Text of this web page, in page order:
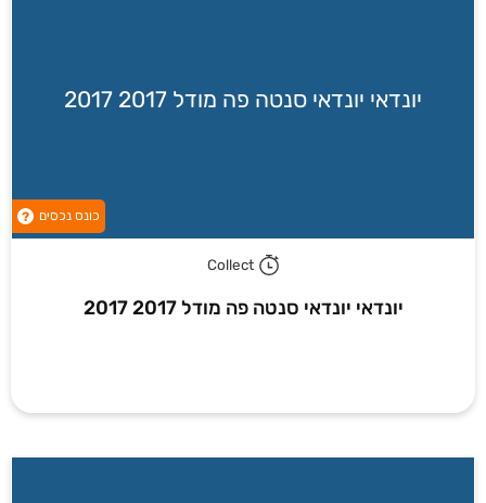
יונדאי יונדאי סנטה פה מודל 2017 2017
כונס נכסים ?
Collect
יונדאי יונדאי סנטה פה מודל 2017 2017